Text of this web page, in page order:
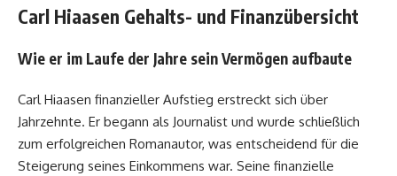
Carl Hiaasen Gehalts- und Finanzübersicht
Wie er im Laufe der Jahre sein Vermögen aufbaute
Carl Hiaasen finanzieller Aufstieg erstreckt sich über
Jahrzehnte. Er begann als Journalist und wurde schließlich
zum erfolgreichen Romanautor, was entscheidend für die
Steigerung seines Einkommens war. Seine finanzielle